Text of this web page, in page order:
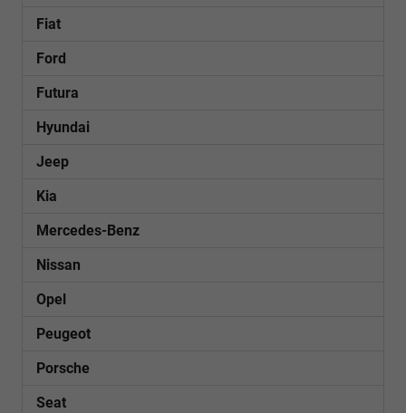
Fiat
Ford
Futura
Hyundai
Jeep
Kia
Mercedes-Benz
Nissan
Opel
Peugeot
Porsche
Seat